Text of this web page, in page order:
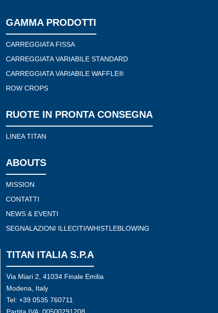
GAMMA PRODOTTI
CARREGGIATA FISSA
CARREGGIATA VARIABILE STANDARD
CARREGGIATA VARIABILE WAFFLE®
ROW CROPS
RUOTE IN PRONTA CONSEGNA
LINEA TITAN
ABOUTS
MISSION
CONTATTI
NEWS & EVENTI
SEGNALAZIONI ILLECITI/WHISTLEBLOWING
TITAN ITALIA S.P.A
Via Miari 2, 41034 Finale Emilia
Modena, Italy
Tel: +39 0535 760711